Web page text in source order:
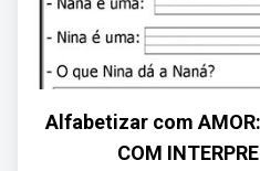
Alfabetizar com AMOR:
COM